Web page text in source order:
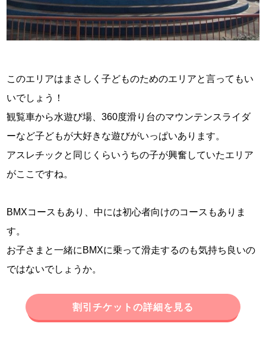
このエリアはまさしく子どものためのエリアと言ってもい
いでしょう！
観覧車から水遊び場、360度滑り台のマウンテンスライダ
ーなど子どもが大好きな遊びがいっぱいあります。
アスレチックと同じくらいうちの子が興奮していたエリア
がここですね。
BMXコースもあり、中には初心者向けのコースもありま
す。
お子さまと一緒にBMXに乗って滑走するのも気持ち良いの
ではないでしょうか。
割引チケットの詳細を見る